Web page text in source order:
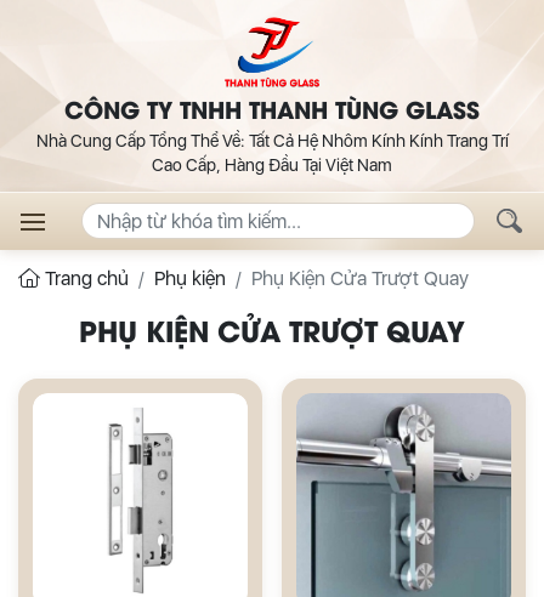
CÔNG TY TNHH THANH TÙNG GLASS
Nhà Cung Cấp Tổng Thể Về: Tất Cả Hệ Nhôm Kính Kính Trang Trí
Cao Cấp, Hàng Đầu Tại Việt Nam
Trang chủ Phụ kiện Phụ Kiện Cửa Trượt Quay
PHỤ KIỆN CỬA TRƯỢT QUAY